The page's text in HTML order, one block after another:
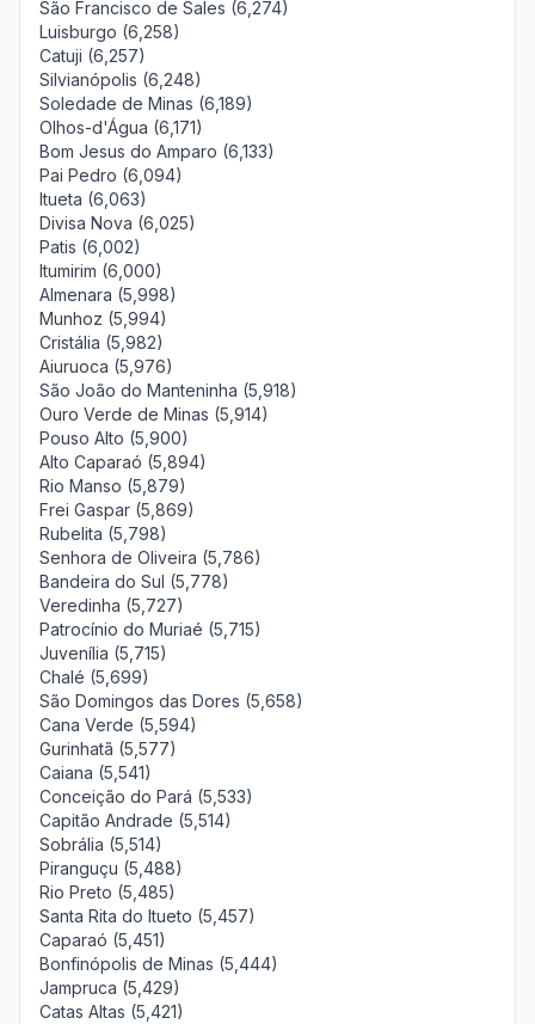
São Francisco de Sales (6,274)
Luisburgo (6,258)
Catuji (6,257)
Silvianópolis (6,248)
Soledade de Minas (6,189)
Olhos-d'Água (6,171)
Bom Jesus do Amparo (6,133)
Pai Pedro (6,094)
Itueta (6,063)
Divisa Nova (6,025)
Patis (6,002)
Itumirim (6,000)
Almenara (5,998)
Munhoz (5,994)
Cristália (5,982)
Aiuruoca (5,976)
São João do Manteninha (5,918)
Ouro Verde de Minas (5,914)
Pouso Alto (5,900)
Alto Caparaó (5,894)
Rio Manso (5,879)
Frei Gaspar (5,869)
Rubelita (5,798)
Senhora de Oliveira (5,786)
Bandeira do Sul (5,778)
Veredinha (5,727)
Patrocínio do Muriaé (5,715)
Juvenília (5,715)
Chalé (5,699)
São Domingos das Dores (5,658)
Cana Verde (5,594)
Gurinhatã (5,577)
Caiana (5,541)
Conceição do Pará (5,533)
Capitão Andrade (5,514)
Sobrália (5,514)
Piranguçu (5,488)
Rio Preto (5,485)
Santa Rita do Itueto (5,457)
Caparaó (5,451)
Bonfinópolis de Minas (5,444)
Jampruca (5,429)
Catas Altas (5,421)